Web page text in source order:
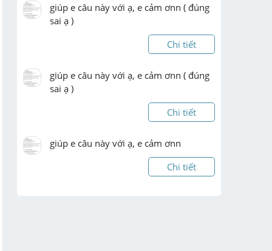
giúp e câu này với ạ, e cảm ơnn ( đúng
sai ạ )
Chi tiết
giúp e câu này với ạ, e cảm ơnn ( đúng
sai ạ )
Chi tiết
giúp e câu này với ạ, e cảm ơnn
Chi tiết